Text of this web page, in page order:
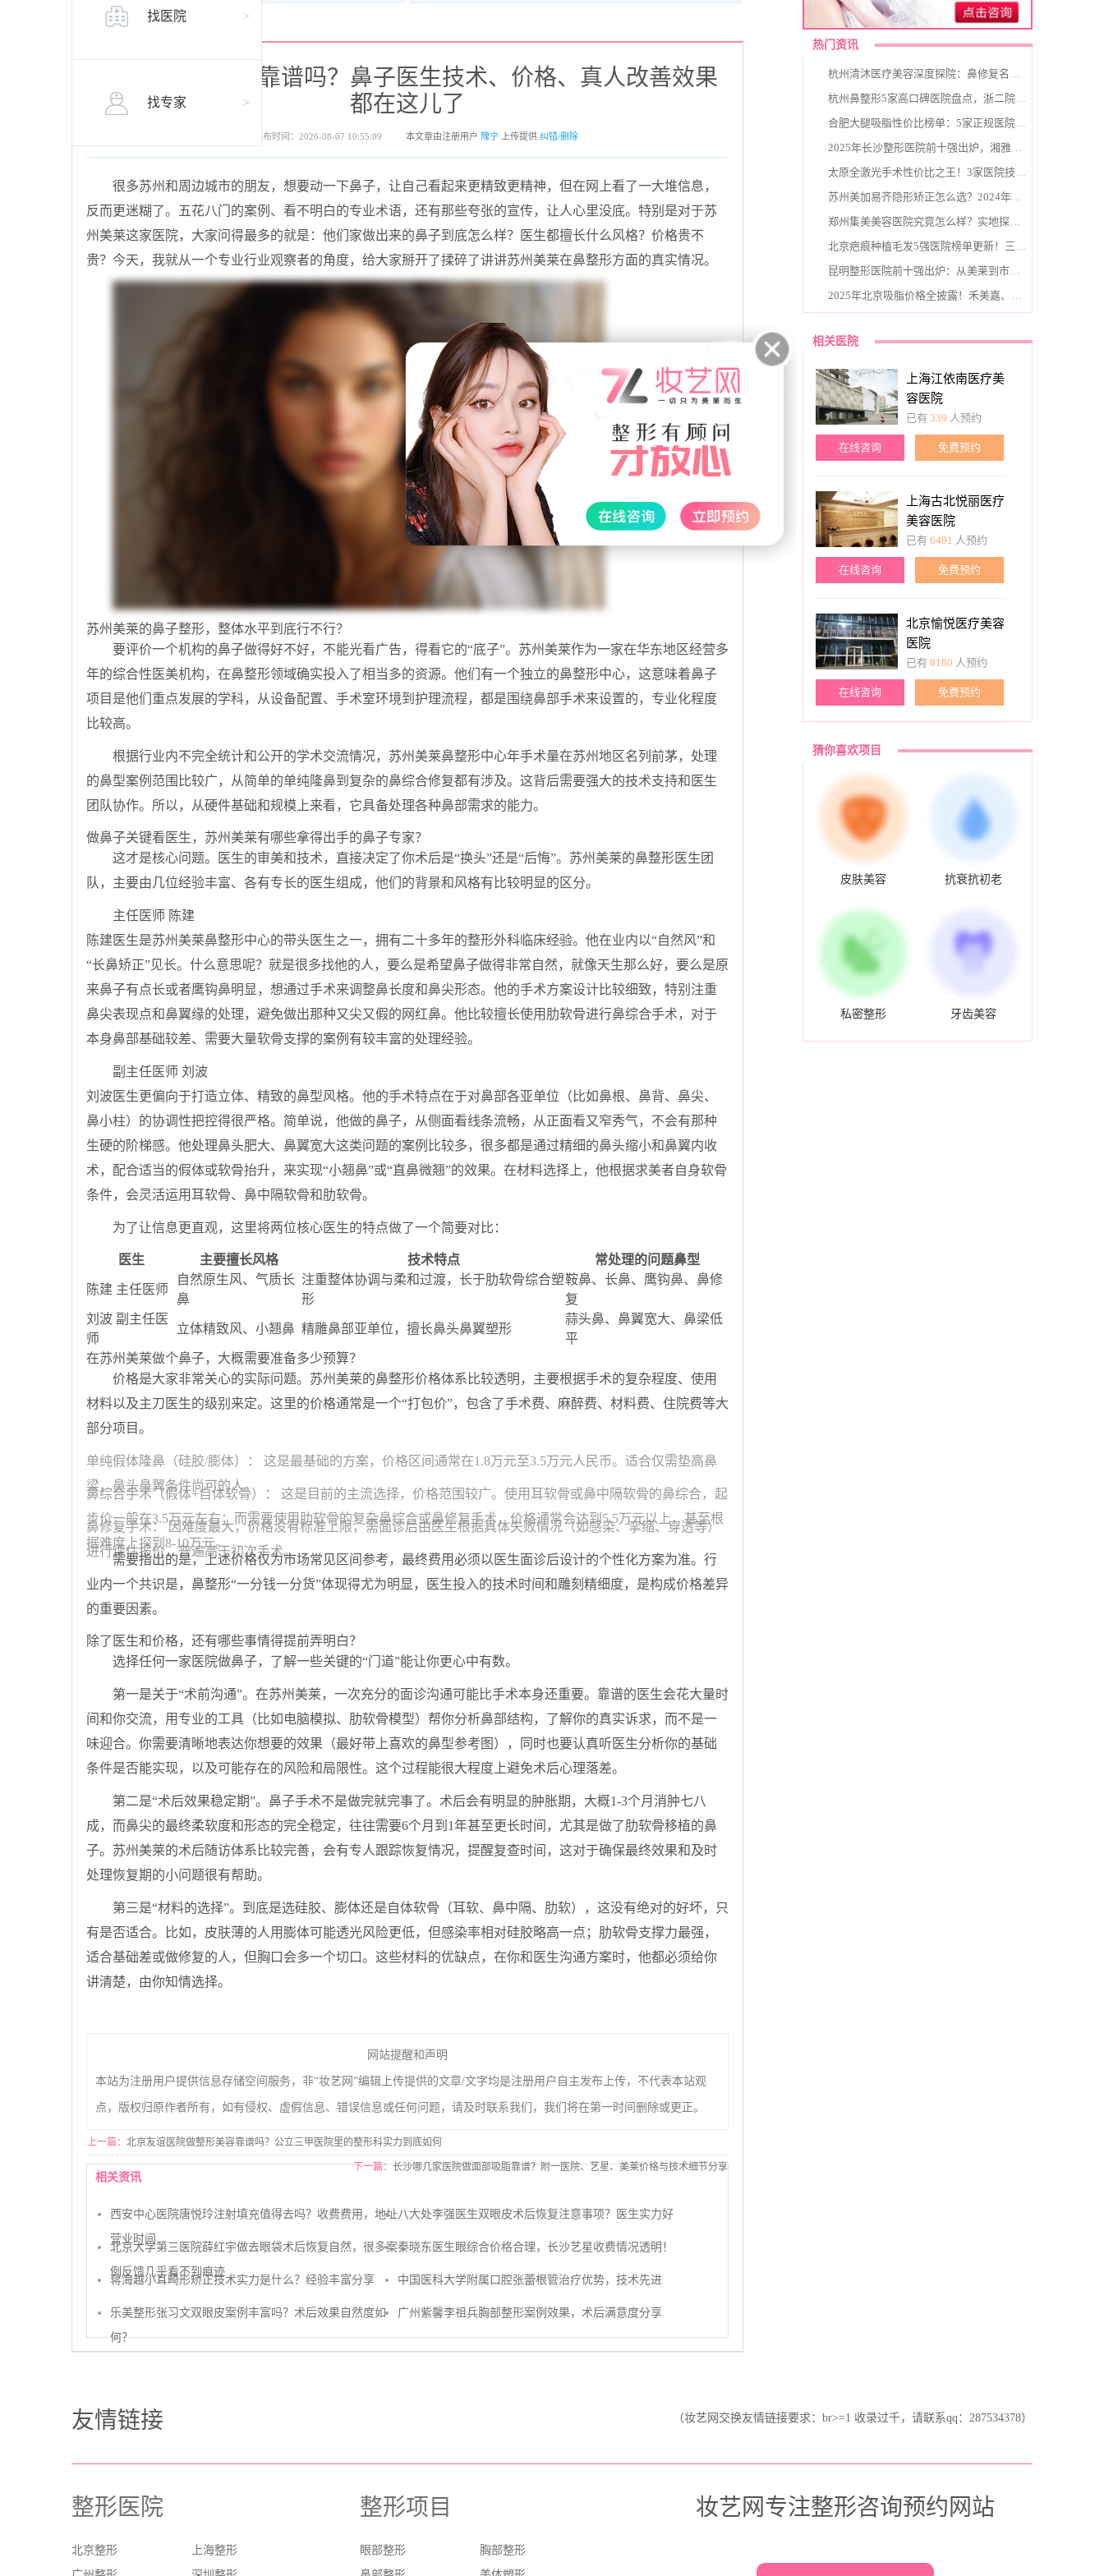
找医院 >
找专家 >
苏州美莱整鼻子靠谱吗？鼻子医生技术、价格、真人改善效果
都在这儿了
发布时间：2026-08-07 10:55:09 本文章由注册用户 隗宁上传提供 纠错/删除
很多苏州和周边城市的朋友，想要动一下鼻子，让自己看起来更精致更精神，但在网上看了一大堆信息，
反而更迷糊了。五花八门的案例、看不明白的专业术语，还有那些夸张的宣传，让人心里没底。特别是对于苏
州美莱这家医院，大家问得最多的就是：他们家做出来的鼻子到底怎么样？医生都擅长什么风格？价格贵不
贵？今天，我就从一个专业行业观察者的角度，给大家掰开了揉碎了讲讲苏州美莱在鼻整形方面的真实情况。
苏州美莱的鼻子整形，整体水平到底行不行？
要评价一个机构的鼻子做得好不好，不能光看广告，得看它的“底子”。苏州美莱作为一家在华东地区经营多
年的综合性医美机构，在鼻整形领域确实投入了相当多的资源。他们有一个独立的鼻整形中心，这意味着鼻子
项目是他们重点发展的学科，从设备配置、手术室环境到护理流程，都是围绕鼻部手术来设置的，专业化程度
比较高。
根据行业内不完全统计和公开的学术交流情况，苏州美莱鼻整形中心年手术量在苏州地区名列前茅，处理
的鼻型案例范围比较广，从简单的单纯隆鼻到复杂的鼻综合修复都有涉及。这背后需要强大的技术支持和医生
团队协作。所以，从硬件基础和规模上来看，它具备处理各种鼻部需求的能力。
做鼻子关键看医生，苏州美莱有哪些拿得出手的鼻子专家？
这才是核心问题。医生的审美和技术，直接决定了你术后是“换头”还是“后悔”。苏州美莱的鼻整形医生团
队，主要由几位经验丰富、各有专长的医生组成，他们的背景和风格有比较明显的区分。
主任医师 陈建
陈建医生是苏州美莱鼻整形中心的带头医生之一，拥有二十多年的整形外科临床经验。他在业内以“自然风”和
“长鼻矫正”见长。什么意思呢？就是很多找他的人，要么是希望鼻子做得非常自然，就像天生那么好，要么是原
来鼻子有点长或者鹰钩鼻明显，想通过手术来调整鼻长度和鼻尖形态。他的手术方案设计比较细致，特别注重
鼻尖表现点和鼻翼缘的处理，避免做出那种又尖又假的网红鼻。他比较擅长使用肋软骨进行鼻综合手术，对于
本身鼻部基础较差、需要大量软骨支撑的案例有较丰富的处理经验。
副主任医师 刘波
刘波医生更偏向于打造立体、精致的鼻型风格。他的手术特点在于对鼻部各亚单位（比如鼻根、鼻背、鼻尖、
鼻小柱）的协调性把控得很严格。简单说，他做的鼻子，从侧面看线条流畅，从正面看又窄秀气，不会有那种
生硬的阶梯感。他处理鼻头肥大、鼻翼宽大这类问题的案例比较多，很多都是通过精细的鼻头缩小和鼻翼内收
术，配合适当的假体或软骨抬升，来实现“小翘鼻”或“直鼻微翘”的效果。在材料选择上，他根据求美者自身软骨
条件，会灵活运用耳软骨、鼻中隔软骨和肋软骨。
为了让信息更直观，这里将两位核心医生的特点做了一个简要对比：
医生 主要擅长风格 技术特点 常处理的问题鼻型
陈建 主任医师
自然原生风、气质长
鼻
注重整体协调与柔和过渡，长于肋软骨综合塑
形
鞍鼻、长鼻、鹰钩鼻、鼻修
复
刘波 副主任医
师
立体精致风、小翘鼻 精雕鼻部亚单位，擅长鼻头鼻翼塑形
蒜头鼻、鼻翼宽大、鼻梁低
平
在苏州美莱做个鼻子，大概需要准备多少预算？
价格是大家非常关心的实际问题。苏州美莱的鼻整形价格体系比较透明，主要根据手术的复杂程度、使用
材料以及主刀医生的级别来定。这里的价格通常是一个“打包价”，包含了手术费、麻醉费、材料费、住院费等大
部分项目。
单纯假体隆鼻（硅胶/膨体）：
这是最基础的方案，价格区间通常在1.8万元至3.5万元人民币。适合仅需垫高鼻
梁，鼻头鼻翼条件尚可的人。
鼻综合手术（假体+自体软骨）：
这是目前的主流选择，价格范围较广。使用耳软骨或鼻中隔软骨的鼻综合，起
步价一般在3.5万元左右；而需要使用肋软骨的复杂鼻综合或鼻修复手术，价格通常会达到5.5万元以上，甚至根
据难度上探到8-10万元。
鼻修复手术：因难度最大，价格没有标准上限，需面诊后由医生根据具体失败情况（如感染、挛缩、穿透等）
进行评估报价，普遍高于初次手术。
需要指出的是，上述价格仅为市场常见区间参考，最终费用必须以医生面诊后设计的个性化方案为准。行
业内一个共识是，鼻整形“一分钱一分货”体现得尤为明显，医生投入的技术时间和雕刻精细度，是构成价格差异
的重要因素。
除了医生和价格，还有哪些事情得提前弄明白？
选择任何一家医院做鼻子，了解一些关键的“门道”能让你更心中有数。
第一是关于“术前沟通”。在苏州美莱，一次充分的面诊沟通可能比手术本身还重要。靠谱的医生会花大量时
间和你交流，用专业的工具（比如电脑模拟、肋软骨模型）帮你分析鼻部结构，了解你的真实诉求，而不是一
味迎合。你需要清晰地表达你想要的效果（最好带上喜欢的鼻型参考图），同时也要认真听医生分析你的基础
条件是否能实现，以及可能存在的风险和局限性。这个过程能很大程度上避免术后心理落差。
第二是“术后效果稳定期”。鼻子手术不是做完就完事了。术后会有明显的肿胀期，大概1-3个月消肿七八
成，而鼻尖的最终柔软度和形态的完全稳定，往往需要6个月到1年甚至更长时间，尤其是做了肋软骨移植的鼻
子。苏州美莱的术后随访体系比较完善，会有专人跟踪恢复情况，提醒复查时间，这对于确保最终效果和及时
处理恢复期的小问题很有帮助。
第三是“材料的选择”。到底是选硅胶、膨体还是自体软骨（耳软、鼻中隔、肋软），这没有绝对的好坏，只
有是否适合。比如，皮肤薄的人用膨体可能透光风险更低，但感染率相对硅胶略高一点；肋软骨支撑力最强，
适合基础差或做修复的人，但胸口会多一个切口。这些材料的优缺点，在你和医生沟通方案时，他都必须给你
讲清楚，由你知情选择。
网站提醒和声明
本站为注册用户提供信息存储空间服务，非“妆艺网”编辑上传提供的文章/文字均是注册用户自主发布上传，不代表本站观
点，版权归原作者所有，如有侵权、虚假信息、错误信息或任何问题，请及时联系我们，我们将在第一时间删除或更正。
上一篇： 北京友谊医院做整形美容靠谱吗？公立三甲医院里的整形科实力到底如何
下一篇：长沙哪几家医院做面部吸脂靠谱？附一医院、艺星、美莱价格与技术细节分享
相关资讯
西安中心医院唐悦玲注射填充值得去吗？收费费用，地址
营业时间
八大处李强医生双眼皮术后恢复注意事项？医生实力好
北京大学第三医院薛红宇做去眼袋术后恢复自然，很多案
例反馈几乎看不到痕迹
秦晓东医生眼综合价格合理，长沙艺星收费情况透明！
蒋海越小耳畸形矫正技术实力是什么？经验丰富分享 中国医科大学附属口腔张蕾根管治疗优势，技术先进
乐美整形张习文双眼皮案例丰富吗？术后效果自然度如
何？
广州紫馨李祖兵胸部整形案例效果，术后满意度分享
热门资讯
相关医院
上海江依南医疗美
容医院
已有 339 人预约
在线咨询 免费预约
上海古北悦丽医疗
美容医院
已有 6491 人预约
在线咨询 免费预约
北京愉悦医疗美容
医院
已有 8180 人预约
在线咨询 免费预约
猜你喜欢项目
皮肤美容 抗衰抗初老
私密整形 牙齿美容
友情链接 （妆艺网交换友情链接要求：br>=1 收录过千，请联系qq：287534378）
整形医院
北京整形
上海整形
整形项目
眼部整形
胸部整形
妆艺网专注整形咨询预约网站